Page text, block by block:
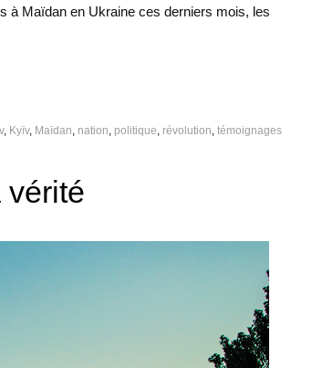
à Maïdan en Ukraine ces derniers mois, les
, Kyïv, Maïdan nation politique révolution ,témoignages
vérité